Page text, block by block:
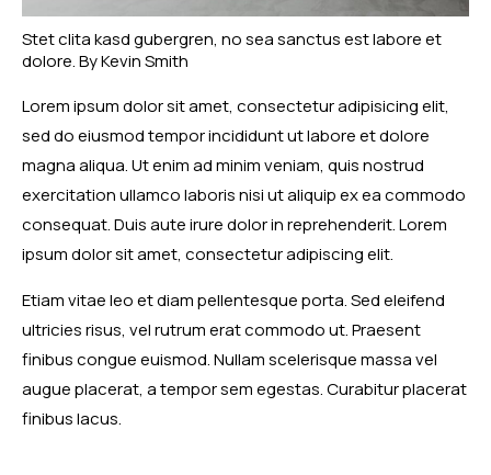
Stet clita kasd gubergren, no sea sanctus est labore et
dolore. ByKevin Smith
Lorem ipsum dolor sit amet, consectetur adipisicing elit,
sed do eiusmod tempor incididunt ut labore et dolore
magna aliqua. Ut enim ad minim veniam, quis nostrud
exercitation ullamco laboris nisi ut aliquip ex ea commodo
consequat. Duis aute irure dolor in reprehenderit. Lorem
ipsum dolor sit amet, consectetur adipiscing elit.
Etiam vitae leo et diam pellentesque porta. Sed eleifend
ultricies risus, vel rutrum erat commodo ut. Praesent
finibus congue euismod. Nullam scelerisque massa vel
augue placerat, a tempor sem egestas. Curabitur placerat
finibus lacus.